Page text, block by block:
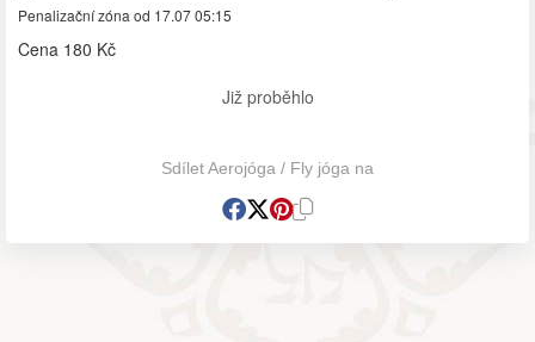
Penalizační zóna od 17.07 05:15
Cena 180 Kč
Již proběhlo
Sdílet Aerojóga / Fly jóga na